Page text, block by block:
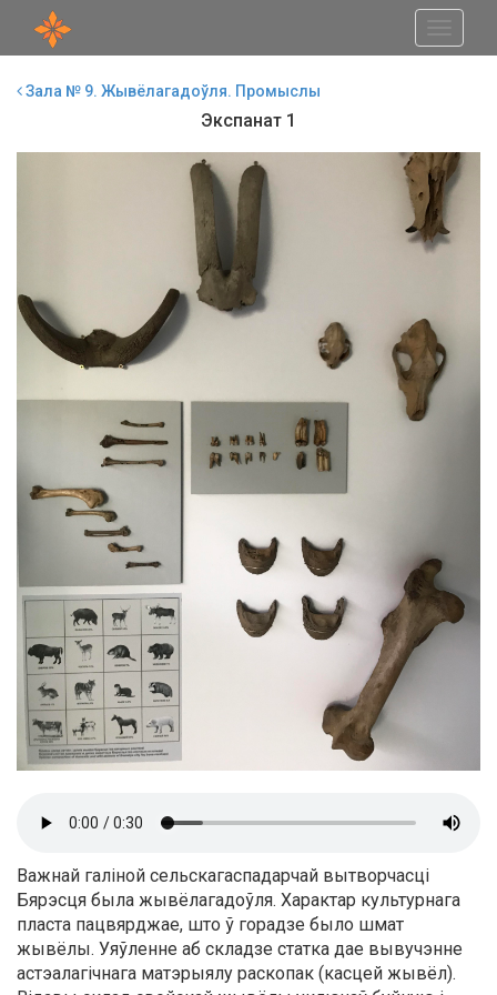
Зала № 9. Жывёлагадоўля. Промыслы
Экспанат 1
Важнай галіной сельскагаспадарчай вытворчасці
Бярэсця была жывёлагадоўля. Характар культурнага
пласта пацвярджае, што ў горадзе было шмат
жывёлы. Уяўленне аб складзе статка дае вывучэнне
астэалагічнага матэрыялу раскопак (касцей жывёл).